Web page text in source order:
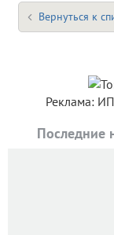
Вернуться к
Реклама:
Последние